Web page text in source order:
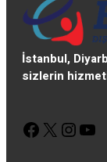
İstanbul,
sizlerin
Facebook
X